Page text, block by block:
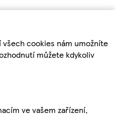
cookies nám umožníte
můžete kdykoliv
ve vašem zařízení,